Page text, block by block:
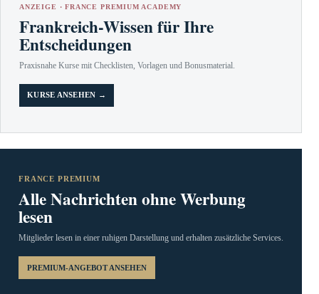
ANZEIGE · FRANCE PREMIUM ACADEMY
Frankreich-Wissen für Ihre
Entscheidungen
Praxisnahe Kurse mit Checklisten, Vorlagen und Bonusmaterial.
KURSE ANSEHEN →
FRANCE PREMIUM
Alle Nachrichten ohne Werbung
lesen
Mitglieder lesen in einer ruhigen Darstellung und erhalten zusätzliche Services.
PREMIUM-ANGEBOT ANSEHEN